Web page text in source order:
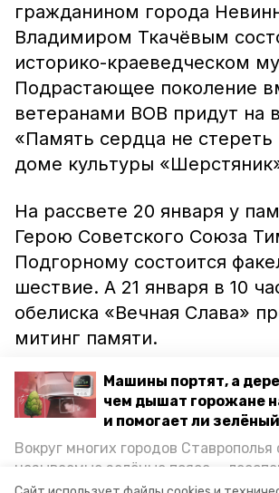
Машины портят, а
чем дышат горожане
и помогает ли
Вокруг многих городов
называемые зелёные пояса —
снижающие негативное
гражданином города
Владимиром Ткачёвым
историко-краеведческом
Подрастающее поколение
ветеранами ВОВ придут на
«Память сердца не стереть
доме культуры
На рассвете 20 января у
Герою Советского Союза
Подгорному состоится
шествие. А 21 января в 10
обелиска «Вечная Слава»
митинг памяти.
В январе 1943 года были
от немецких оккупантов
новостной портал
что памятную дату